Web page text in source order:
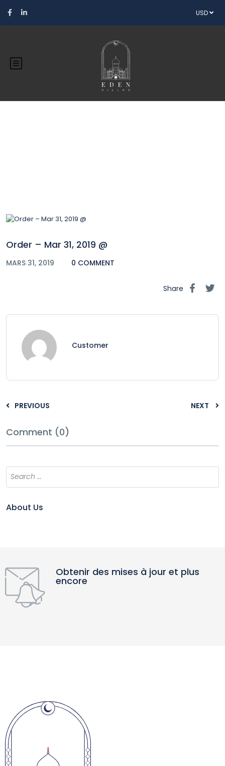
USD
Order – Mar 31, 2019 @
MARS 31, 2019 0 COMMENT
Share
Customer
PREVIOUS NEXT
Comment (0)
About Us
Obtenir des mises à jour et plus
encore